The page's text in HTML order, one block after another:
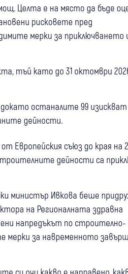
Целта е на място да бъде
рисковете пред
мерки за приключването
тъй като до 31 октомври
останалите 99 изискват
дейности.
Европейския съюз до края на
дейности са
министър Ивкова беше
на Регионалната здравна
напредъкът по строително-
мерки за навременното
си очи какво е направено,